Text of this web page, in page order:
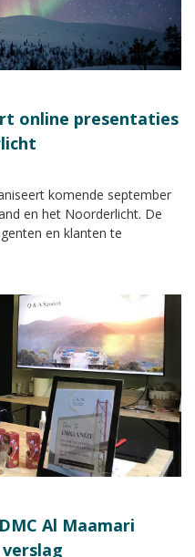
online presentaties
komende september
en het Noorderlicht. De
en klanten te
Al Maamari